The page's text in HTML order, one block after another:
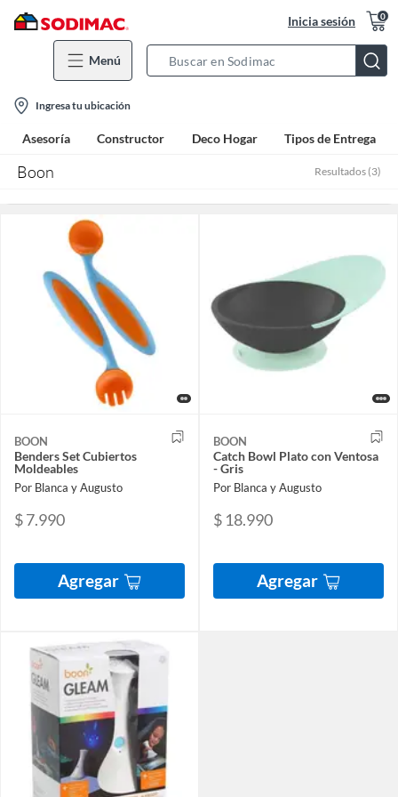
Inicia sesión 0
Menú
Bar
location-
icon
Ingresa tu ubicación
Asesoría Constructor Deco Hogar Tipos de Entrega
Boon Resultados (3)
BOON
Benders Set Cubiertos
Moldeables
Por Blanca y Augusto
$ 7.990
Agregar
BOON
Catch Bowl Plato con Ventosa
- Gris
Por Blanca y Augusto
$ 18.990
Agregar